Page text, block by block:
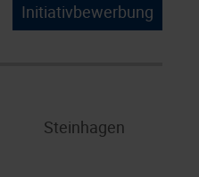
Initiativbewerbung
Steinhagen